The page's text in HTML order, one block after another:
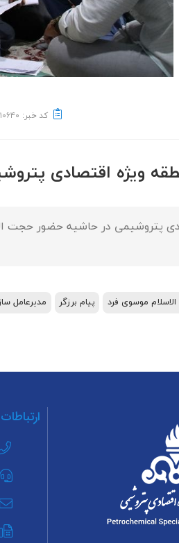
کد خبر: ۱۰۶۴۰
ویژه اقتصادی
پتروشیمی در حاشیه حضور حجت
موسوی فرد پیام برزگر مدیرعامل
ارتباطات